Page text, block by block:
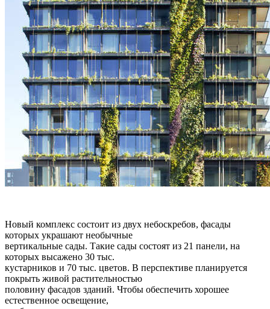
Новый комплекс состоит из двух небоскребов, фасады
которых украшают необычные
вертикальные сады. Такие сады состоят из 21 панели, на
которых высажено 30 тыс.
кустарников и 70 тыс. цветов. В перспективе планируется
покрыть живой растительностью
половину фасадов зданий. Чтобы обеспечить хорошее
естественное освещение,